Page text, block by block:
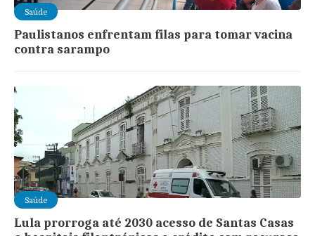
Saúde
Paulistanos enfrentam filas para tomar vacina
contra sarampo
Saúde
Lula prorroga até 2030 acesso de Santas Casas